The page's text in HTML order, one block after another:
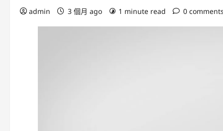
admin 3 個月 ago 1 minute read 0